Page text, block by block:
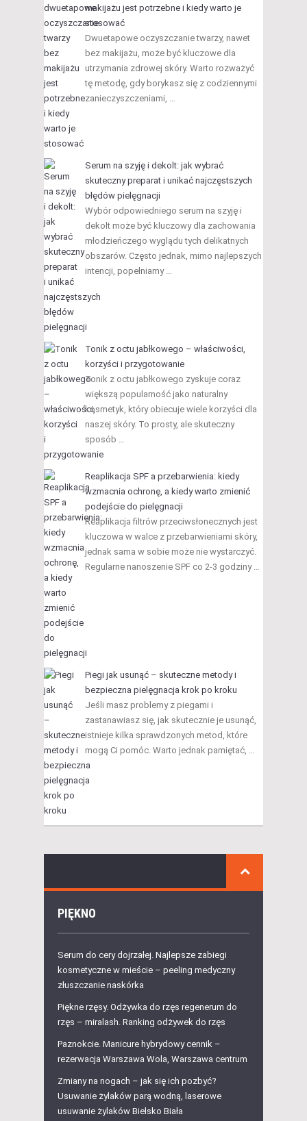
makijażu jest potrzebne i kiedy warto je
stosować
Dwuetapowe oczyszczanie twarzy, nawet
bez makijażu, może być kluczowe dla
utrzymania zdrowej skóry. Warto rozważyć
tę metodę, gdy borykasz się z codziennymi
zanieczyszczeniami, …
Serum na szyję i dekolt: jak wybrać
skuteczny preparat i unikać najczęstszych
błędów pielęgnacji
Wybór odpowiedniego serum na szyję i
dekolt może być kluczowy dla zachowania
młodzieńczego wyglądu tych delikatnych
obszarów. Często jednak, mimo najlepszych
intencji, popełniamy …
Tonik z octu jabłkowego – właściwości,
korzyści i przygotowanie
Tonik z octu jabłkowego zyskuje coraz
większą popularność jako naturalny
kosmetyk, który obiecuje wiele korzyści dla
naszej skóry. To prosty, ale skuteczny
sposób …
Reaplikacja SPF a przebarwienia: kiedy
wzmacnia ochronę, a kiedy warto zmienić
podejście do pielęgnacji
Reaplikacja filtrów przeciwsłonecznych jest
kluczowa w walce z przebarwieniami skóry,
jednak sama w sobie może nie wystarczyć.
Regularne nanoszenie SPF co 2-3 godziny …
Piegi jak usunąć – skuteczne metody i
bezpieczna pielęgnacja krok po kroku
Jeśli masz problemy z piegami i
zastanawiasz się, jak skutecznie je usunąć,
istnieje kilka sprawdzonych metod, które
mogą Ci pomóc. Warto jednak pamiętać, …
PIĘKNO
Serum do cery dojrzałej. Najlepsze zabiegi
kosmetyczne w mieście – peeling medyczny
złuszczanie naskórka
Piękne rzęsy. Odżywka do rzęs regenerum do
rzęs – miralash. Ranking odżywek do rzęs
Paznokcie. Manicure hybrydowy cennik –
rezerwacja Warszawa Wola, Warszawa centrum
Zmiany na nogach – jak się ich pozbyć?
Usuwanie żylaków parą wodną, laserowe
usuwanie żylaków Bielsko Biała